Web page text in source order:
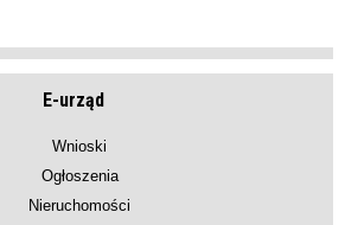
E-urząd
Wnioski
Ogłoszenia
Nieruchomości